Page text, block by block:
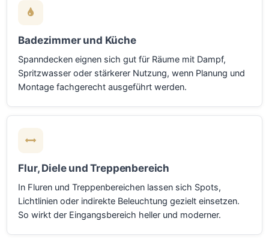
Badezimmer und Küche
Spanndecken eignen sich gut für Räume mit Dampf,
Spritzwasser oder stärkerer Nutzung, wenn Planung und
Montage fachgerecht ausgeführt werden.
Flur, Diele und Treppenbereich
In Fluren und Treppenbereichen lassen sich Spots,
Lichtlinien oder indirekte Beleuchtung gezielt einsetzen.
So wirkt der Eingangsbereich heller und moderner.